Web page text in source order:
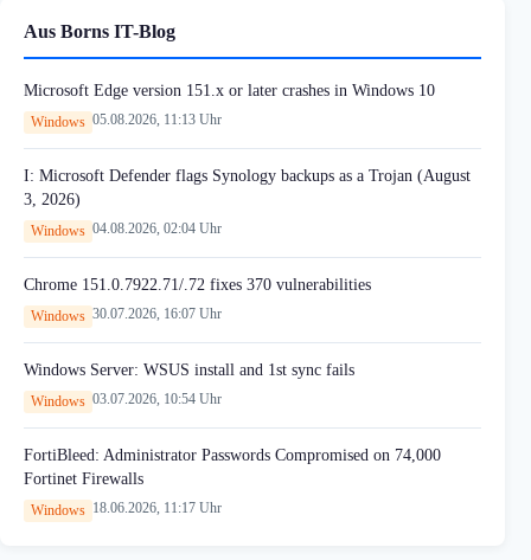
Aus Borns IT-Blog
Microsoft Edge version 151.x or later crashes in Windows 10
Windows 05.08.2026, 11:13 Uhr
I: Microsoft Defender flags Synology backups as a Trojan (August
3, 2026)
Windows 04.08.2026, 02:04 Uhr
Chrome 151.0.7922.71/.72 fixes 370 vulnerabilities
Windows 30.07.2026, 16:07 Uhr
Windows Server: WSUS install and 1st sync fails
Windows 03.07.2026, 10:54 Uhr
FortiBleed: Administrator Passwords Compromised on 74,000
Fortinet Firewalls
Windows 18.06.2026, 11:17 Uhr